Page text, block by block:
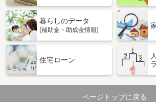
住 所
群馬県前橋市大胡町
用途地域
１種住居
土地面積 199.5m²
群馬県前橋市二之宮町
700万円
用途地域
無指定
暮らしのデータ
(補助金・助成金情報)
住宅ローン
ページトップに戻る